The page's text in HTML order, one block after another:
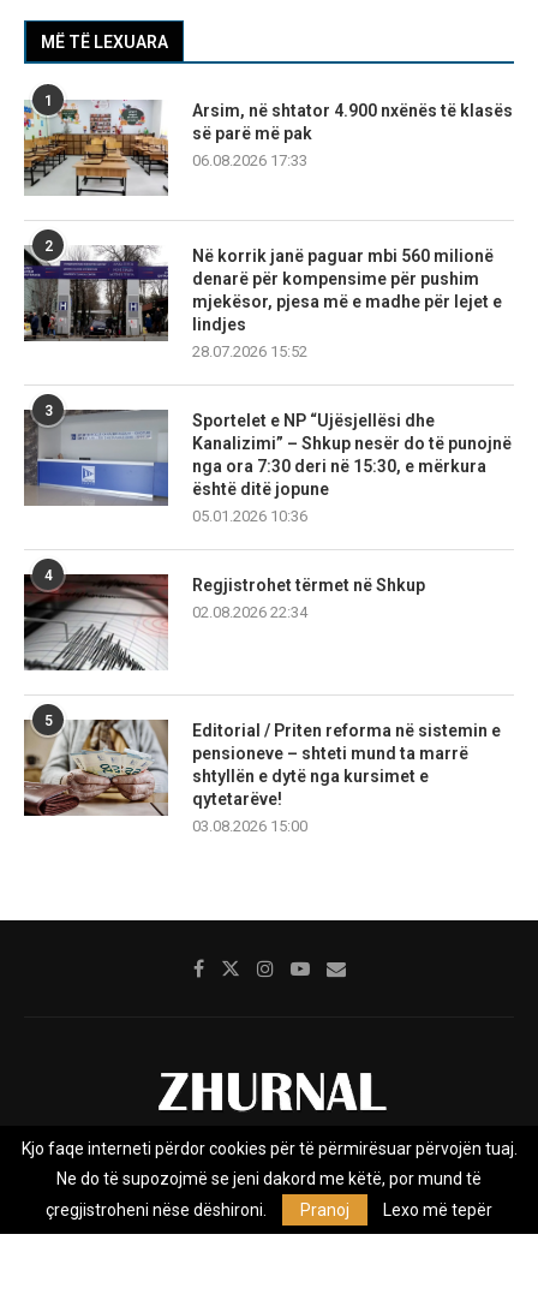
MË TË LEXUARA
1
Arsim, në shtator 4.900 nxënës të klasës
së parë më pak
06.08.2026 17:33
2
Në korrik janë paguar mbi 560 milionë
denarë për kompensime për pushim
mjekësor, pjesa më e madhe për lejet e
lindjes
28.07.2026 15:52
3
Sportelet e NP “Ujësjellësi dhe
Kanalizimi” – Shkup nesër do të punojnë
nga ora 7:30 deri në 15:30, e mërkura
është ditë jopune
05.01.2026 10:36
4
Regjistrohet tërmet në Shkup
02.08.2026 22:34
5
Editorial / Priten reforma në sistemin e
pensioneve – shteti mund ta marrë
shtyllën e dytë nga kursimet e
qytetarëve!
03.08.2026 15:00
Rreth nesh Impresumi Marketing
Kontakt
Privacy Policy
Zhurnal.mk është Agjenci e Lajmeve e pavarur, e themeluar në vitin
Kjo faqe interneti përdor cookies për të përmirësuar përvojën tuaj.
Ne do të supozojmë se jeni dakord me këtë, por mund të
çregjistroheni nëse dëshironi.
Pranoj Lexo më tepër